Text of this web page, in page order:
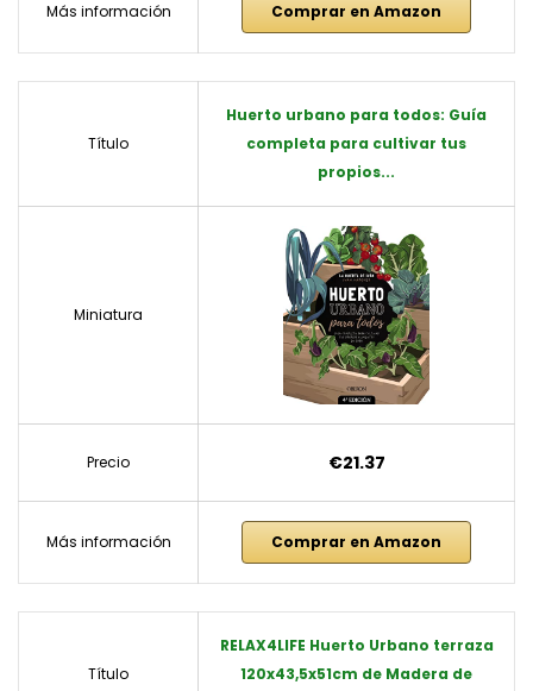
Más información Comprar en Amazon
Título
Huerto urbano para todos: Guía
completa para cultivar tus
propios...
Miniatura
Precio €21.37
Más información Comprar en Amazon
Título
RELAX4LIFE Huerto Urbano terraza
120x43,5x51cm de Madera de